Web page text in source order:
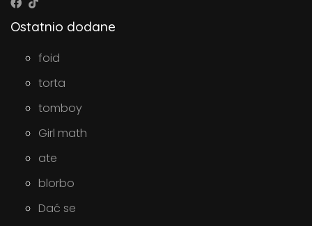
Ostatnio dodane
foid
torta
tomboy
Girl math
ate
blorbo
Dać se